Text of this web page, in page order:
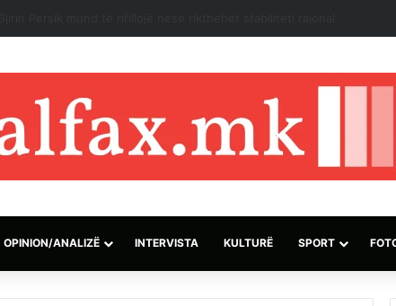
OPINION/ANALIZË INTERVISTA KULTURË SPORT